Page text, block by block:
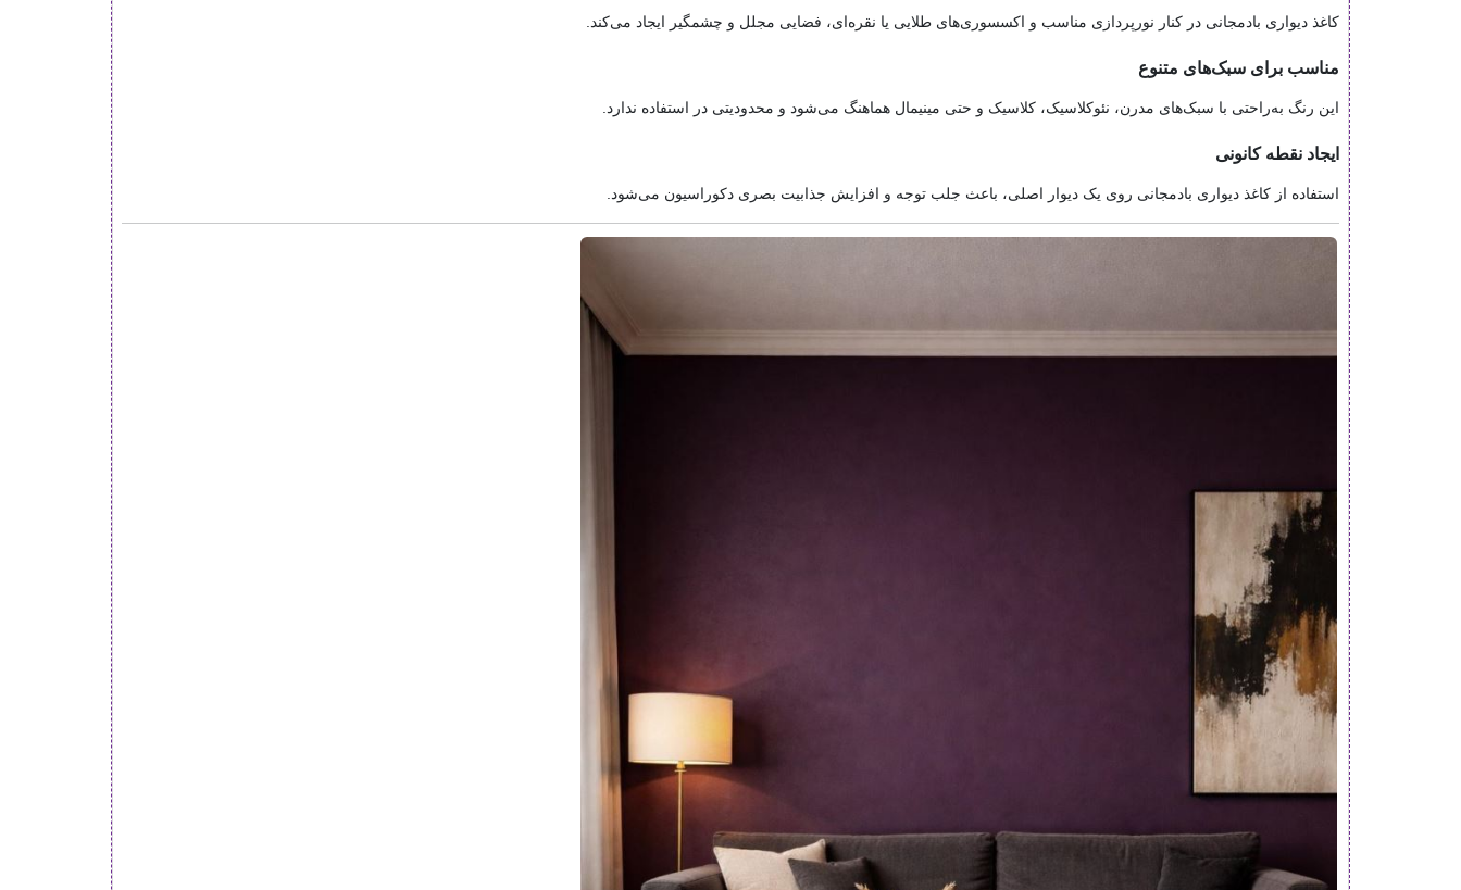
کاغذ دیواری بادمجانی در کنار نورپردازی مناسب و اکسسوری‌های طلایی یا نقره‌ای، فضایی مجلل و چشمگیر ایجاد می‌کند.
مناسب برای سبک‌های متنوع
این رنگ به‌راحتی با سبک‌های مدرن، نئوکلاسیک، کلاسیک و حتی مینیمال هماهنگ می‌شود و محدودیتی در استفاده ندارد.
ایجاد نقطه کانونی
استفاده از کاغذ دیواری بادمجانی روی یک دیوار اصلی، باعث جلب توجه و افزایش جذابیت بصری دکوراسیون می‌شود.